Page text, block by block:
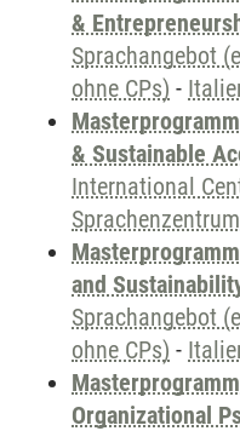
&
Sprachangebot
ohne CPs) -
& Sustainable
International
and
Sprachangebot
ohne CPs) -
Organizational